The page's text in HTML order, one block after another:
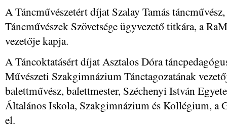
A Táncművészetért díjat Szalay Tamás
Táncművészek Szövetsége ügyvezető titkára, a
vezetője kapja.
A Táncoktatásért díjat Asztalos Dóra
Művészeti Szakgimnázium Tánctagozatának
balettművész, balettmester, Széchenyi István
Általános Iskola, Szakgimnázium és Kollégium, a
el.